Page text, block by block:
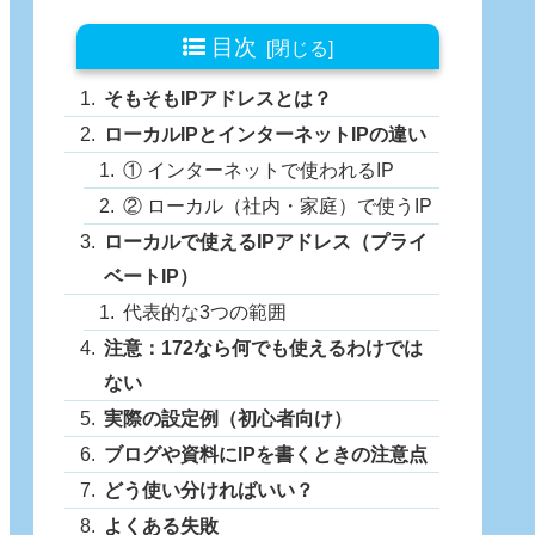
目次
そもそもIPアドレスとは？
ローカルIPとインターネットIPの違い
① インターネットで使われるIP
② ローカル（社内・家庭）で使うIP
ローカルで使えるIPアドレス（プライ
ベートIP）
代表的な3つの範囲
注意：172なら何でも使えるわけでは
ない
実際の設定例（初心者向け）
ブログや資料にIPを書くときの注意点
どう使い分ければいい？
よくある失敗